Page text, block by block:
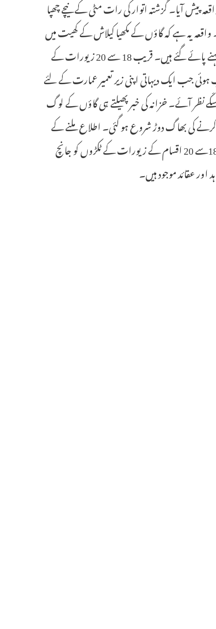
پیش آیا۔ گزشتہ اتوار کی رات مٹی کے نیچے چھپا
واقعہ یہ ہے کہ گاؤں کے مکھیا کیلاش کے کھیت میں
جے سی بی سے کھدائی کے دوران بڑی تعداد میں سفید دھات کے سکّے اور گہنے پائے گئے ہیں۔ قریب 18 سے 20 زیورات کے
جب ایک دیہاتی اپنی زیر تعمیر عمارت کے لئے
آئے۔ خزانہ کی خبر پھیلتے ہی گاؤں کے لوگ
کی بھاگ دوڑ شروع ہو گئی۔ اطلاع ملنے کے
بعد محکمہ آثار قدیمہ کی ٹیم اور مقامی پولیس موقع پر پہنچی۔ انہوں نے قریب 18سے 20 اقسام کے زیورات کے ٹکڑوں کو جانچ
عقائد موجود ہیں۔